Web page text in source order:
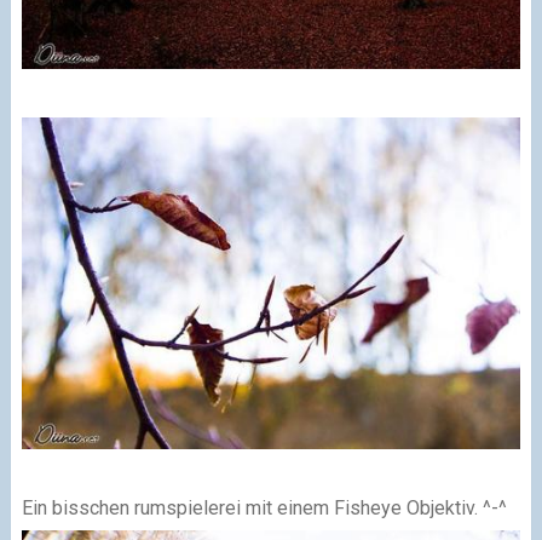
Ein bisschen rumspielerei mit einem Fisheye Objektiv. ^-^